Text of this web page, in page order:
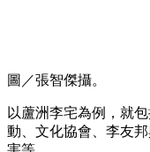
圖／張智傑攝。
以蘆洲李宅為例，就
動、文化協會、李友